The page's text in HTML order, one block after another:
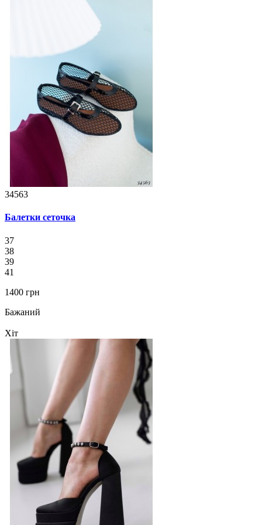
34563
Балетки сеточка
37
38
39
41
1400 грн
Бажаний
Хіт